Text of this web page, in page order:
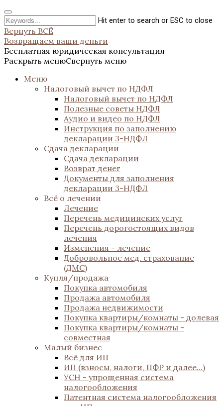
Hit enter to search or ESC to close
Вернуть ВСЁ
Возвращаем ваши деньги
Бесплатная юридическая консультация
Раскрыть менюСвернуть меню
Меню
Налоговый вычет по НДФЛ
Налоговый вычет по НДФЛ
Полезные советы НДФЛ
Аудио и видео по НДФЛ
Инструкция по заполнению
декларации 3-НДФЛ
Сдача декларации
Сдача декларации
Возврат денег
Документы для заполнения
декларации 3-НДФЛ
Всё о лечении
Лечение
Перечень медицинских услуг
Перечень дорогостоящих видов
лечения
Изменения - лечение
Добровольное мед. страхование
(ДМС)
Купля/продажа
Покупка автомобиля
Продажа автомобиля
Продажа недвижимости
Покупка квартиры/комнаты - долевая
Покупка квартиры/комнаты -
совместная
Малый бизнес
Всё для ИП
ИП (взносы, налоги, ПФР и далее...)
УСН - упрощенная система
налогообложения
Патентная система налогообложения